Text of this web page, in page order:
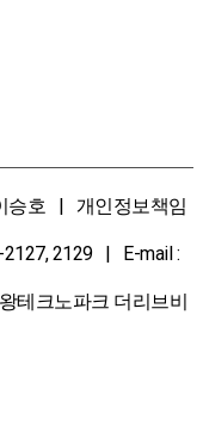
승호 | 개인정보책임
2129 | E-mail :
테크노파크 더리브비